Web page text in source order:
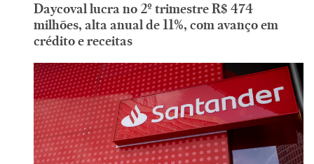
Daycoval lucra no 2º trimestre R$ 474
milhões, alta anual de 11%, com avanço em
crédito e receitas